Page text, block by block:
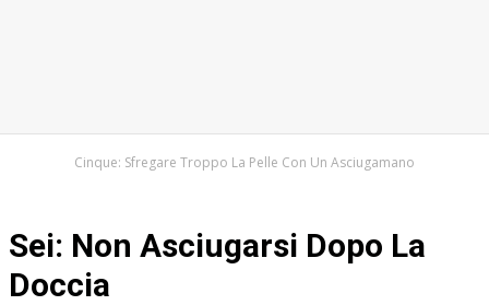
Cinque: Sfregare Troppo La Pelle Con Un Asciugamano
Sei: Non Asciugarsi Dopo La
Doccia